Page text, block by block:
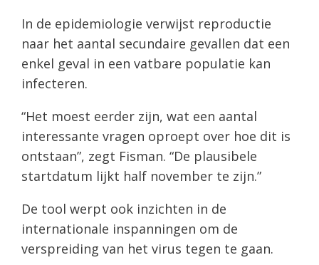
In de epidemiologie verwijst reproductie
naar het aantal secundaire gevallen dat een
enkel geval in een vatbare populatie kan
infecteren.
“Het moest eerder zijn, wat een aantal
interessante vragen oproept over hoe dit is
ontstaan”, zegt Fisman. “De plausibele
startdatum lijkt half november te zijn.”
De tool werpt ook inzichten in de
internationale inspanningen om de
verspreiding van het virus tegen te gaan.